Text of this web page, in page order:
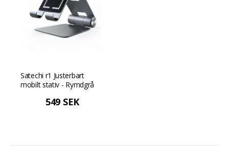
Satechi r1 Justerbart
mobilt stativ - Rymdgrå
549 SEK